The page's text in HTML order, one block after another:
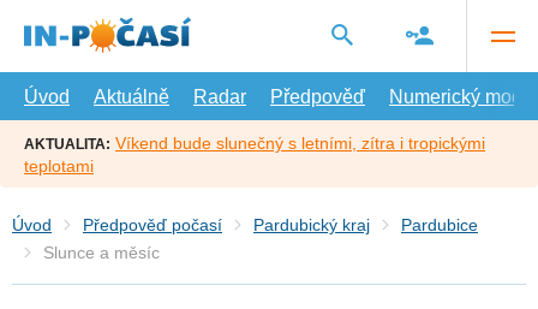
hlavní
Úvod
Aktuálně Radar Předpověď Numerický model
AKTUALITA: Víkend bude slunečný s letními, zítra i tropickými
teplotami
Úvod Předpověď počasí Pardubický kraj
Pardubice
Slunce a měsíc